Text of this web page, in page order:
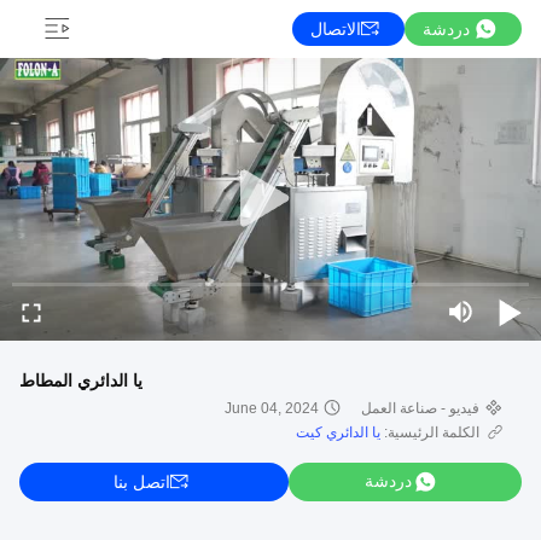
دردشة الاتصال
يا الدائري المطاط
فيديو - صناعة العمل
June 04, 2024
الكلمة الرئيسية: يا الدائري كيت
دردشة اتصل بنا